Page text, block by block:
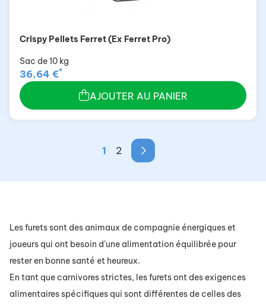
Les furets sont des animaux de compagnie énergiques et
joueurs qui ont besoin d'une alimentation équilibrée pour
rester en bonne santé et heureux.
En tant que carnivores strictes, les furets ont des exigences
alimentaires spécifiques qui sont différentes de celles des
Crispy Pellets Ferret (Ex Ferret Pro)
Sac de 10 kg
36,64 €*
AJOUTER AU PANIER
1 2